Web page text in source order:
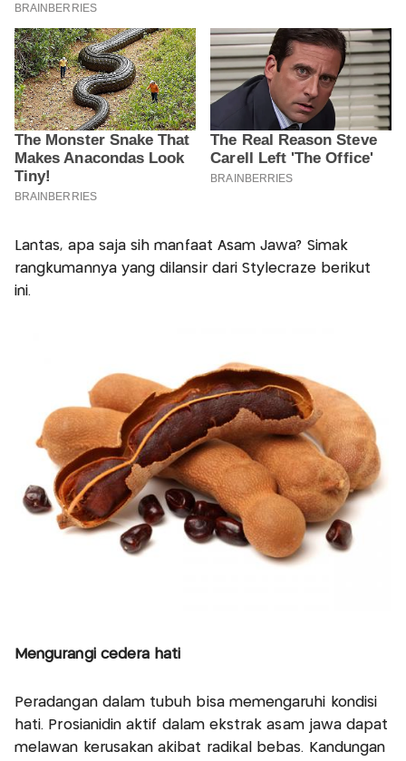
Lantas, apa saja sih manfaat Asam Jawa? Simak
rangkumannya yang dilansir dari Stylecraze berikut
ini.
Mengurangi cedera hati
Peradangan dalam tubuh bisa memengaruhi kondisi
hati. Prosianidin aktif dalam ekstrak asam jawa dapat
melawan kerusakan akibat radikal bebas. Kandungan